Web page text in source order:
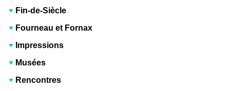
Fin-de-Siècle
Fourneau et Fornax
Impressions
Musées
Rencontres